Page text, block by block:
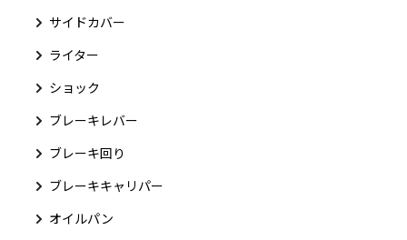
サイドカバー
ライター
ショック
ブレーキレバー
ブレーキ回り
ブレーキキャリパー
オイルパン